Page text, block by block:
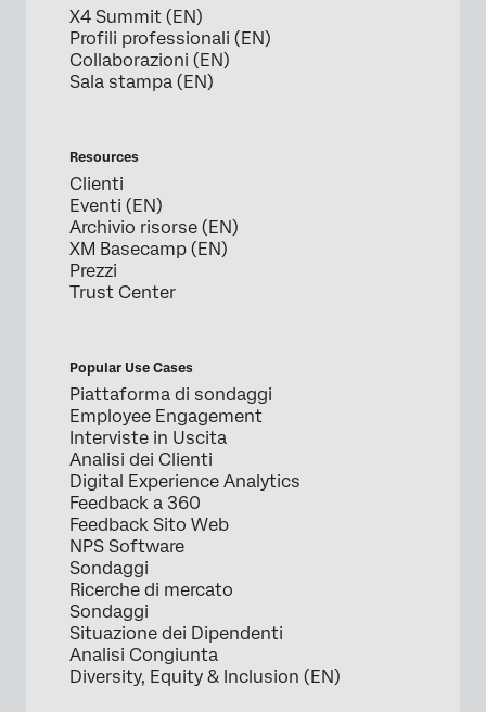
X4 Summit (EN)
Profili professionali (EN)
Collaborazioni (EN)
Sala stampa (EN)
Resources
Clienti
Eventi (EN)
Archivio risorse (EN)
XM Basecamp (EN)
Prezzi
Trust Center
Popular Use Cases
Piattaforma di sondaggi
Employee Engagement
Interviste in Uscita
Analisi dei Clienti
Digital Experience Analytics
Feedback a 360
Feedback Sito Web
NPS Software
Sondaggi
Ricerche di mercato
Sondaggi
Situazione dei Dipendenti
Analisi Congiunta
Diversity, Equity & Inclusion (EN)